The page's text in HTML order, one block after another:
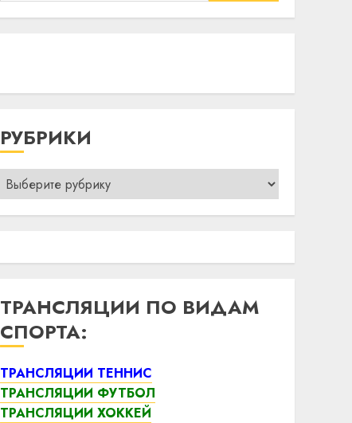
РУБРИКИ
Рубрики
ТРАНСЛЯЦИИ ПО ВИДАМ
СПОРТА:
ТРАНСЛЯЦИИ ТЕННИС
ТРАНСЛЯЦИИ ФУТБОЛ
ТРАНСЛЯЦИИ ХОККЕЙ